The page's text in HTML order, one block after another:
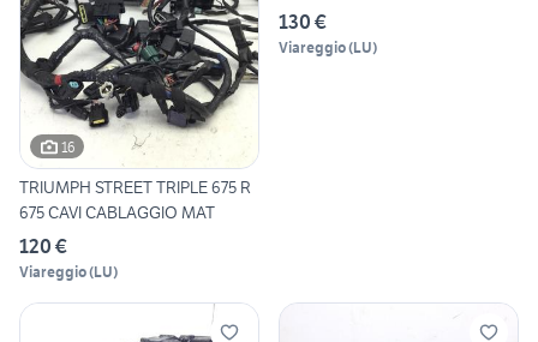
16
TRIUMPH STREET TRIPLE 675 R
675 CAVI CABLAGGIO MAT
120 €
Viareggio(LU)
130 €
Viareggio(LU)